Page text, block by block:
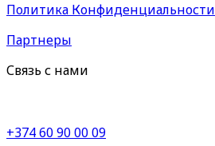
Политика Конфиденциальности
Партнеры
Связь с нами
+374 60 90 00 09